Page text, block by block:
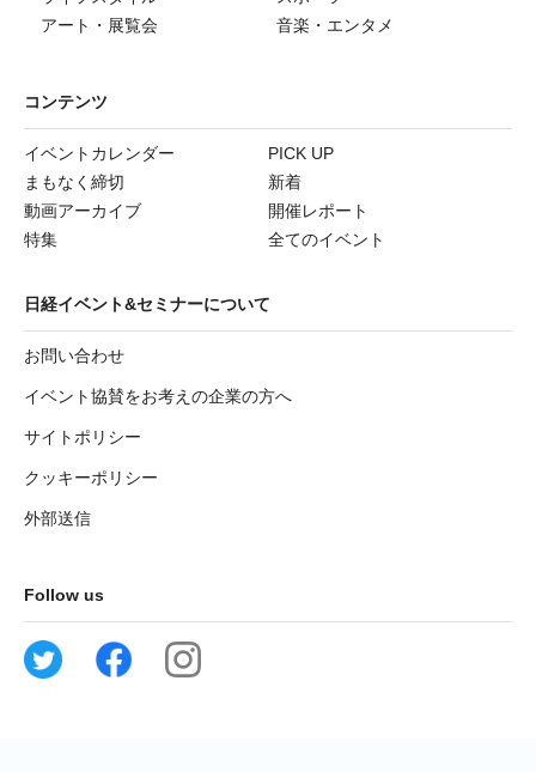
アート・展覧会
音楽・エンタメ
コンテンツ
イベントカレンダー
PICK UP
まもなく締切
新着
動画アーカイブ
開催レポート
特集
全てのイベント
日経イベント&セミナーについて
お問い合わせ
イベント協賛をお考えの企業の方へ
サイトポリシー
クッキーポリシー
外部送信
Follow us